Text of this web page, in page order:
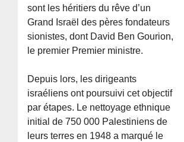
sont les héritiers du rêve d’un
Grand Israël des pères fondateurs
sionistes, dont David Ben Gourion,
le premier Premier ministre.
Depuis lors, les dirigeants
israéliens ont poursuivi cet objectif
par étapes. Le nettoyage ethnique
initial de 750 000 Palestiniens de
leurs terres en 1948 a marqué le